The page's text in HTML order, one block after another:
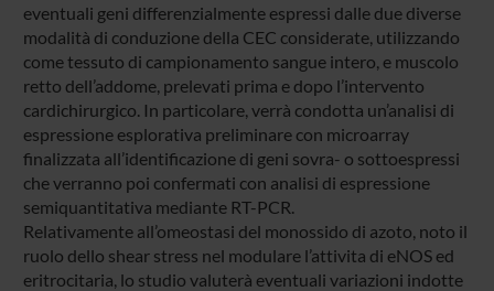
eventuali geni differenzialmente espressi dalle due diverse
modalità di conduzione della CEC considerate, utilizzando
come tessuto di campionamento sangue intero, e muscolo
retto dell’addome, prelevati prima e dopo l’intervento
cardichirurgico. In particolare, verrà condotta un’analisi di
espressione esplorativa preliminare con microarray
finalizzata all’identificazione di geni sovra- o sottoespressi
che verranno poi confermati con analisi di espressione
semiquantitativa mediante RT-PCR.
Relativamente all’omeostasi del monossido di azoto, noto il
ruolo dello shear stress nel modulare l’attivita di eNOS ed
eritrocitaria, lo studio valuterà eventuali variazioni indotte